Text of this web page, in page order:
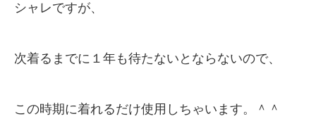
シャレですが、
次着るまでに１年も待たないとならないので、
この時期に着れるだけ使用しちゃいます。＾＾